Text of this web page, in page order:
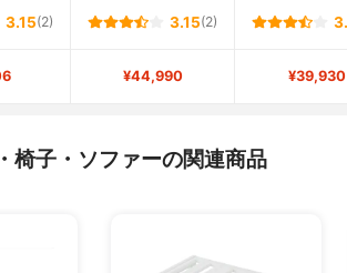
3.15(2) 3.15(2)
¥44,990 ¥39,930
椅子・ソファーの関連商品